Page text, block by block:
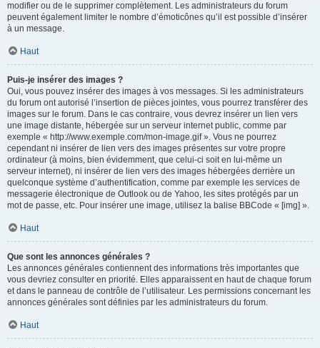
modifier ou de le supprimer complètement. Les administrateurs du forum
peuvent également limiter le nombre d’émoticônes qu’il est possible d’insérer
à un message.
Haut
Puis-je insérer des images ?
Oui, vous pouvez insérer des images à vos messages. Si les administrateurs
du forum ont autorisé l’insertion de pièces jointes, vous pourrez transférer des
images sur le forum. Dans le cas contraire, vous devrez insérer un lien vers
une image distante, hébergée sur un serveur internet public, comme par
exemple « http://www.exemple.com/mon-image.gif ». Vous ne pourrez
cependant ni insérer de lien vers des images présentes sur votre propre
ordinateur (à moins, bien évidemment, que celui-ci soit en lui-même un
serveur internet), ni insérer de lien vers des images hébergées derrière un
quelconque système d’authentification, comme par exemple les services de
messagerie électronique de Outlook ou de Yahoo, les sites protégés par un
mot de passe, etc. Pour insérer une image, utilisez la balise BBCode « [img] ».
Haut
Que sont les annonces générales ?
Les annonces générales contiennent des informations très importantes que
vous devriez consulter en priorité. Elles apparaissent en haut de chaque forum
et dans le panneau de contrôle de l’utilisateur. Les permissions concernant les
annonces générales sont définies par les administrateurs du forum.
Haut